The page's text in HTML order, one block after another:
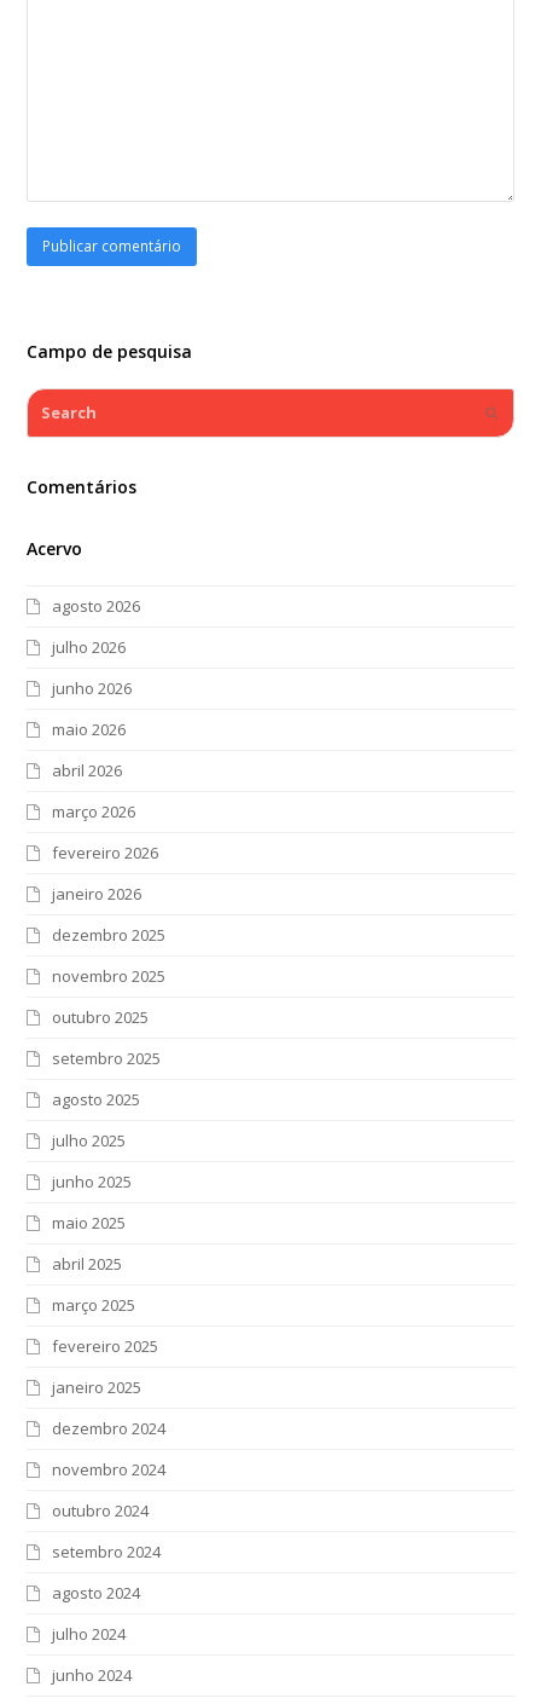
Campo de pesquisa
Search
Comentários
Acervo
agosto 2026
julho 2026
junho 2026
maio 2026
abril 2026
março 2026
fevereiro 2026
janeiro 2026
dezembro 2025
novembro 2025
outubro 2025
setembro 2025
agosto 2025
julho 2025
junho 2025
maio 2025
abril 2025
março 2025
fevereiro 2025
janeiro 2025
dezembro 2024
novembro 2024
outubro 2024
setembro 2024
agosto 2024
julho 2024
junho 2024